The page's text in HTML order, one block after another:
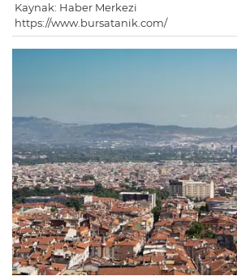
Kaynak: Haber Merkezi
https://www.bursatanik.com/